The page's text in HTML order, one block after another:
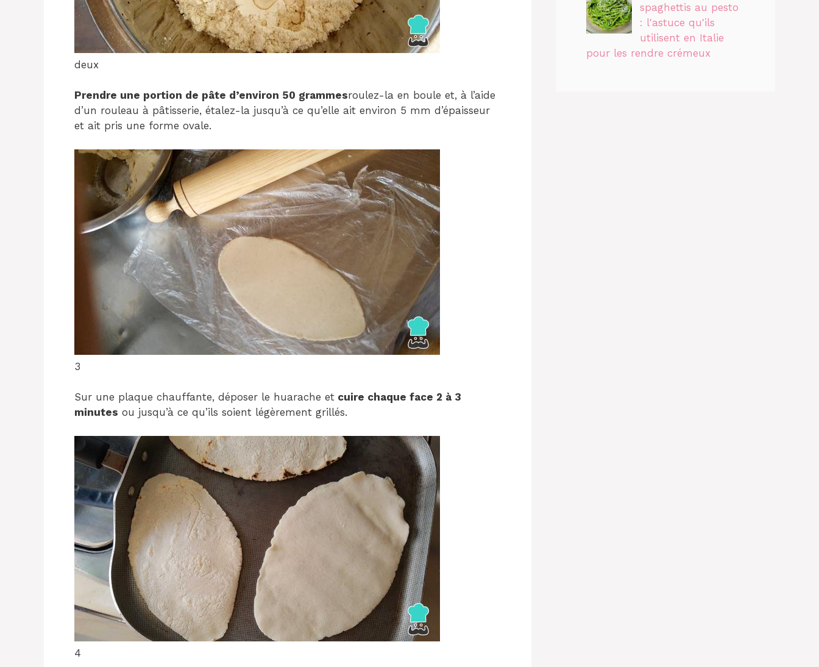
deux
Prendre une portion de pâte d’environ 50 grammesroulez-la en boule et, à l’aide
d’un rouleau à pâtisserie, étalez-la jusqu’à ce qu’elle ait environ 5 mm d’épaisseur
et ait pris une forme ovale.
3
Sur une plaque chauffante, déposer le huarache et cuire chaque face 2 à 3
minutes ou jusqu’à ce qu’ils soient légèrement grillés.
4
spaghettis au pesto
: l'astuce qu'ils
utilisent en Italie
pour les rendre crémeux